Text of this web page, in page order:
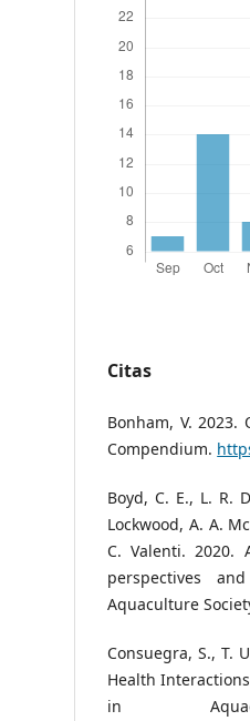
Citas
Bonham, V. 2023.
Compendium.
Boyd, C. E., L. R.
Lockwood, A. A.
C. Valenti. 2020.
perspectives
Aquaculture
Consuegra, S., T.
Health
in